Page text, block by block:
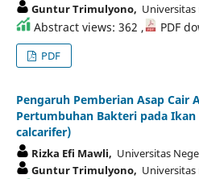
Guntur Trimulyono,
Abstract views: 362 , PDF
PDF
Pengaruh Pemberian Asap Cair
Pertumbuhan Bakteri pada Ikan
calcarifer)
Rizka Efi Mawli, Universitas
Guntur Trimulyono,